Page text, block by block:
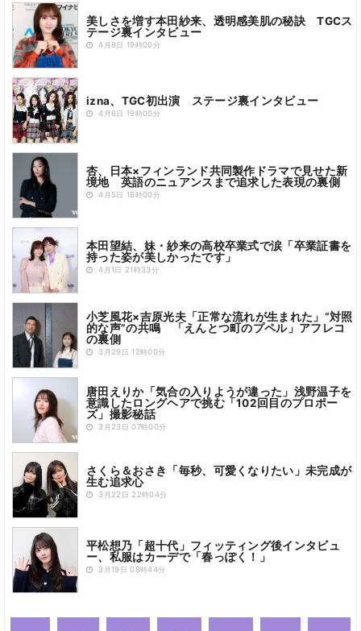
美しさを増す本田紗来、透明感美肌の秘訣 TGCス
テージ裏インタビュー
4月8日 19時00分
izna、TGC初出演 ステージ裏インタビュー
4月6日 19時00分
杏、日本×フィンランド共同製作ドラマで見せた新
境地 英語のニュアンスまで追求した表現の裏側
4月5日 18時00分
本田望結、妹・紗来の高校卒業式で涙「卒業証書を
持った姿が美しかったです」
4月1日 21時33分
小芝風花×吉原光夫「正常な流れが生まれた」“対照
的な声”の共鳴 「えんとつ町のプペル」アフレコ
の裏側
3月29日 12時00分
唐田えりか「気合の入りようが違った」浅野温子を
意識したロングヘアで挑む「102回目のプロポー
ズ」撮影秘話
3月23日 07時00分
さくら＆おさき「毎秒、可愛くなりたい」未完成が
生む追求心
3月22日 22時04分
平松想乃「超十代」フィッティング後インタビュ
ー、私服はカーデで「春っぽく！」
3月19日 08時44分